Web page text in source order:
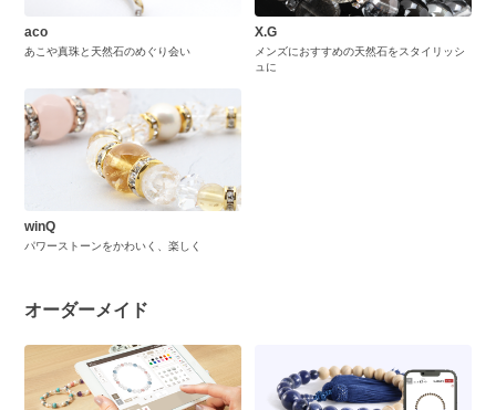
aco
あこや真珠と天然石のめぐり会い
X.G
メンズにおすすめの天然石をスタイリッシ
ュに
winQ
パワーストーンをかわいく、楽しく
オーダーメイド